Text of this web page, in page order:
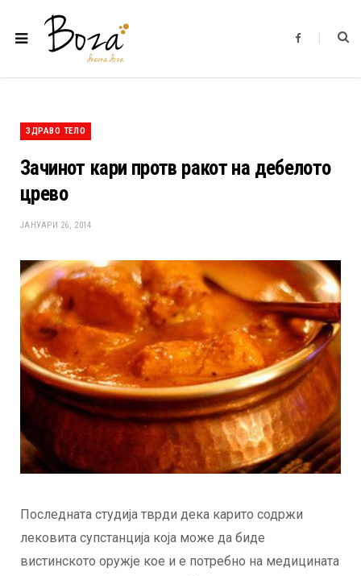
F
b
ЗДРАВО ТЕЛО
Зачинот кари протв ракот на дебелото
црево
ЈАНУАРИ 26, 2014
Последната студија тврди дека карито содржи
лековита супстанција која може да биде
вистинското оружје кое и е потребно на медицината